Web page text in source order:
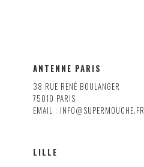
ANTENNE PARIS
38 RUE RENÉ BOULANGER
75010 PARIS
EMAIL : INFO@SUPERMOUCHE.FR
LILLE